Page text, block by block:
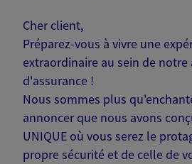
Cher client,
Préparez-vous à vivre une
extraordinaire au sein de notre
d'assurance !
Nous sommes plus
annoncer que nous avons
UNIQUE où vous serez le
propre sécurité et de celle de